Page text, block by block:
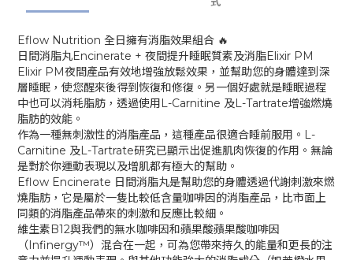
Eflow Nutrition 全日擁有消脂效果組合 🔥
日間消脂丸Encinerate + 夜間提升睡眠質素及消脂Elixir PM
Elixir PM夜間產品有效地增強放鬆效果，並幫助您的身體達到深
層睡眠，使您醒來後得到恢復和修復。另一個好處就是睡眠過程
中也可以消耗脂肪，透過使用L-Carnitine 及L-Tartrate增強燃燒
脂肪的效能。
作為一種無刺激性的消脂產品，這種產品很適合睡前服用。L-
Carnitine 及L-Tartrate研究已顯示出促進肌肉恢復的作用。無論
是對於你運動表現以及增肌都有極大的幫助。
Eflow Encinerate 日間消脂丸是幫助您的身體透過代謝刺激來燃
燒脂肪，它是屬於一隻比較低含量咖啡因的消脂產品，比市面上
同類的消脂產品帶來的刺激和反應比較細。
維生素B12與我們的無水咖啡因和蘋果酸蘋果酸咖啡因
（Infinergy™️）混合在一起，可為您帶來持久的能量和更長的注